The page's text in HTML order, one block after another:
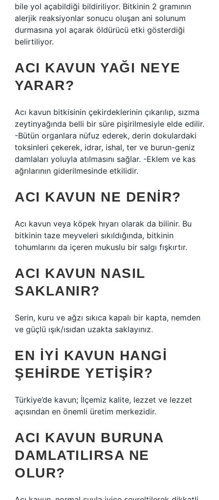
bile yol açabildiği bildiriliyor. Bitkinin 2 gramının
alerjik reaksiyonlar sonucu oluşan ani solunum
durmasına yol açarak öldürücü etki gösterdiği
belirtiliyor.
ACI KAVUN YAĞI NEYE
YARAR?
Acı kavun bitkisinin çekirdeklerinin çıkarılıp, sızma
zeytinyağında belli bir süre pişirilmesiyle elde edilir.
-Bütün organlara nüfuz ederek, derin dokulardaki
toksinleri çekerek, idrar, ishal, ter ve burun-geniz
damlaları yoluyla atılmasını sağlar. -Eklem ve kas
ağrılarının giderilmesinde etkilidir.
ACI KAVUN NE DENIR?
Acı kavun veya köpek hıyarı olarak da bilinir. Bu
bitkinin taze meyveleri sıkıldığında, bitkinin
tohumlarını da içeren mukuslu bir salgı fışkırtır.
ACI KAVUN NASIL
SAKLANIR?
Serin, kuru ve ağzı sıkıca kapalı bir kapta, nemden
ve güçlü ışık/ısıdan uzakta saklayınız.
EN IYI KAVUN HANGI
ŞEHIRDE YETIŞIR?
Türkiye’de kavun; İlçemiz kalite, lezzet ve lezzet
açısından en önemli üretim merkezidir.
ACI KAVUN BURUNA
DAMLATILIRSA NE
OLUR?